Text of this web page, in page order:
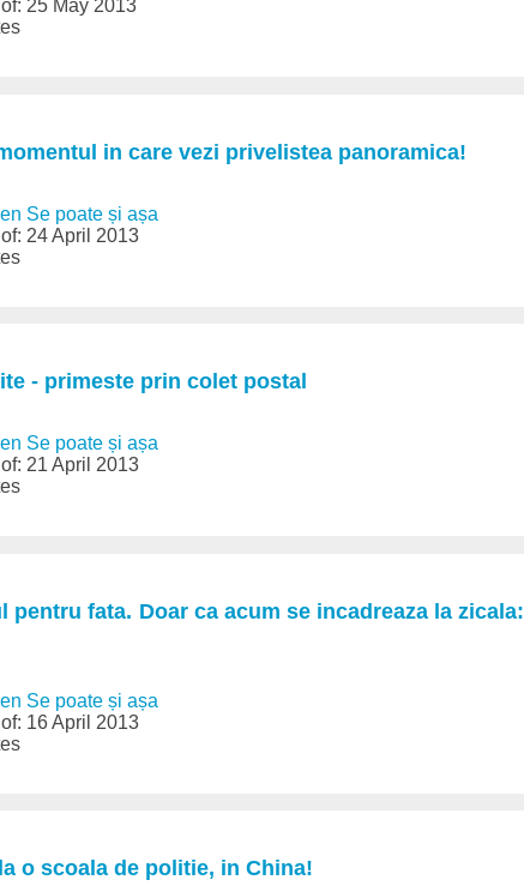
25 May 2013
in care vezi privelistea panoramica!
Se poate și așa
24 April 2013
- primeste prin colet postal
Se poate și așa
21 April 2013
fata. Doar ca acum se incadreaza la zicala:
Se poate și așa
16 April 2013
o scoala de politie, in China!